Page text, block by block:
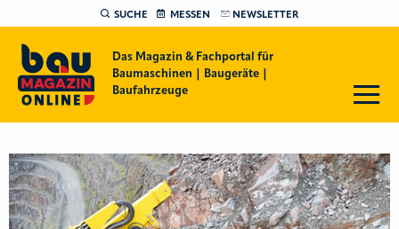
SUCHE MESSEN NEWSLETTER
Das Magazin & Fachportal für
Baumaschinen | Baugeräte |
Baufahrzeuge